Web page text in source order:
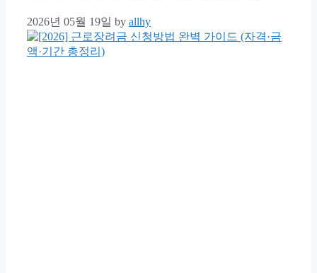
2026년 05월 19일 by allhy